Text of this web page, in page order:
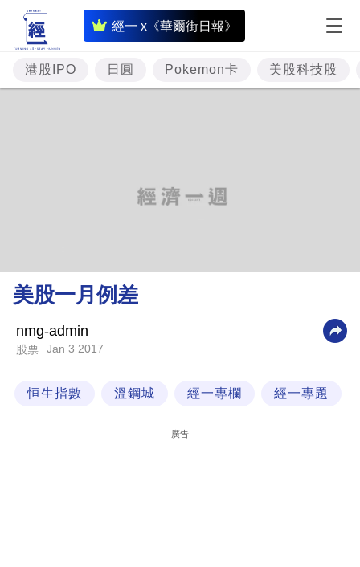
經一 x《華爾街日報》
即
時
財
經
理
財
業
港股IPO 日圓 Pokemon卡 美股科技股
美股一月例差
nmg-admin
股票 Jan 3 2017
恒生指數 溫鋼城 經一專欄 經一專題
廣告